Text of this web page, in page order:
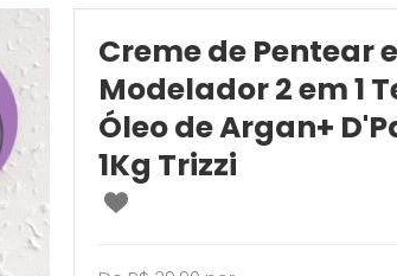
Creme de Pentear e
Modelador 2 em 1
Óleo de Argan+
1Kg Trizzi